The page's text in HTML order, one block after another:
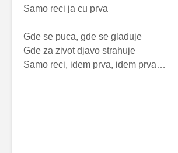
Samo reci ja cu prva
Gde se puca, gde se gladuje
Gde za zivot djavo strahuje
Samo reci, idem prva, idem prva…